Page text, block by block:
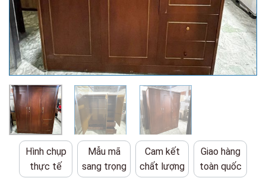
Hình chụp
thực tế
Mẫu mã
sang trọng
Cam kết
chất lượng
Giao hàng
toàn quốc